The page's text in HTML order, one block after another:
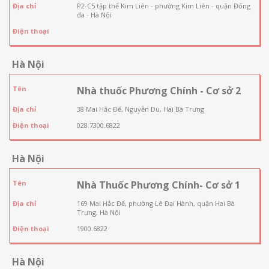
Địa chỉ
P2-C5 tập thể Kim Liên - phường Kim Liên - quận Đống
đa - Hà Nội
Điện thoại
Hà Nội
Tên Nhà thuốc Phương Chính - Cơ sở 2
Địa chỉ
38 Mai Hắc Đế, Nguyễn Du, Hai Bà Trưng
Điện thoại
028.7300.6822
Hà Nội
Tên Nhà Thuốc Phương Chính- Cơ sở 1
Địa chỉ
169 Mai Hắc Đế, phường Lê Đại Hành, quận Hai Bà
Trưng, Hà Nội
Điện thoại
1900.6822
Hà Nội